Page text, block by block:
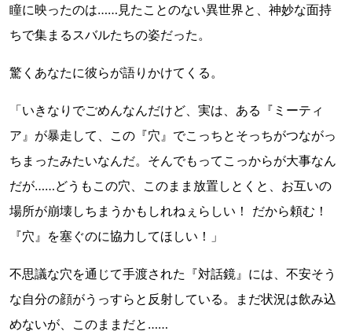
瞳に映ったのは……見たことのない異世界と、神妙な面持
ちで集まるスバルたちの姿だった。
驚くあなたに彼らが語りかけてくる。
「いきなりでごめんなんだけど、実は、ある『ミーティ
ア』が暴走して、この『穴』でこっちとそっちがつながっ
ちまったみたいなんだ。そんでもってこっからが大事なん
だが……どうもこの穴、このまま放置しとくと、お互いの
場所が崩壊しちまうかもしれねぇらしい！ だから頼む！
『穴』を塞ぐのに協力してほしい！」
不思議な穴を通じて手渡された『対話鏡』には、不安そう
な自分の顔がうっすらと反射している。まだ状況は飲み込
めないが、このままだと……